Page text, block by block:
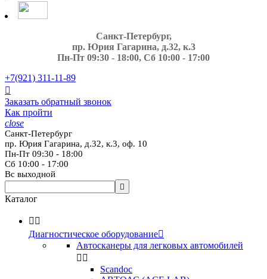
Санкт-Петербург,
пр. Юрия Гагарина, д.32, к.3
Пн-Пт 09:30 - 18:00, Сб 10:00 - 17:00
+7(921) 311-11-89

Заказать обратный звонок
Как пройти
close
Санкт-Петербург
пр. Юрия Гагарина, д.32, к.3, оф. 10
Пн-Пт 09:30 - 18:00
Сб 10:00 - 17:00
Вс выходной

Каталог
 
Диагностическое оборудование
Автосканеры для легковых автомобилей
 
Scandoc